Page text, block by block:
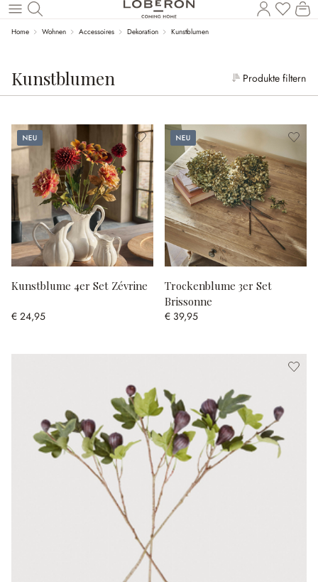
Zum Hauptinhalt springen
Home Wohnen Accessoires Dekoration Kunstblumen
Kunstblumen Produkte filtern
Neu
Kunstblume 4er Set Zévrine
€ 24,95
Neu
Trockenblume 3er Set
Brissonne
€ 39,95